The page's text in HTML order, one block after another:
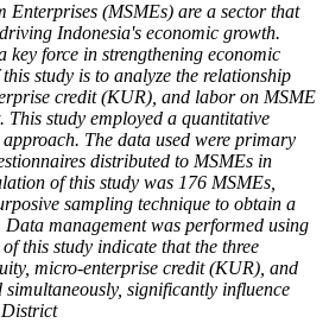
Enterprises (MSMEs) are a sector that
Indonesia's economic growth.
key force in strengthening economic
study is to analyze the relationship
credit (KUR), and labor on MSME
study employed a quantitative
The data used were primary
distributed to MSMEs in
of this study was 176 MSMEs,
sampling technique to obtain a
Data management was performed using
this study indicate that the three
micro-enterprise credit (KUR), and
simultaneously, significantly influence